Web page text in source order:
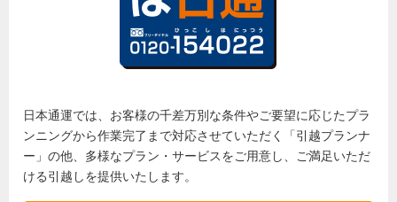
・当選者は抽選で決定させて頂きます。審査経過および結果に関するお
問い合わせや苦情については応じかねます。
・抽選時にマイナビ学生の窓口公式Twitterアカウント（@m_gakumado）
のフォローが外れている方は、抽選の対象外となります。
■当選連絡
日本通運では、お客様の千差万別な条件やご要望に応じたプラ
ンニングから作業完了まで対応させていただく「引越プランナ
ー」の他、多様なプラン・サービスをご用意し、ご満足いただ
ける引越しを提供いたします。